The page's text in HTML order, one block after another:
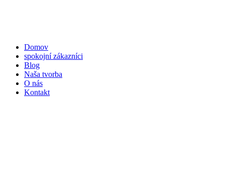
Domov
spokojní zákazníci
Blog
Naša tvorba
O nás
Kontakt